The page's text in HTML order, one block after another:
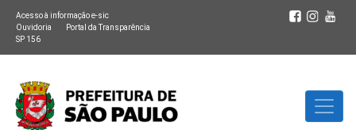
Acesso à informação e-sic
Ouvidoria
Portal da Transparência
SP 156